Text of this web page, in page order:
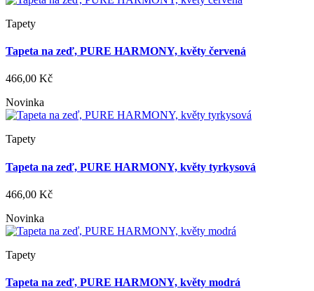
Tapety
Tapeta na zeď, PURE HARMONY, květy červená
466,00 Kč
Novinka
Tapety
Tapeta na zeď, PURE HARMONY, květy tyrkysová
466,00 Kč
Novinka
Tapety
Tapeta na zeď, PURE HARMONY, květy modrá